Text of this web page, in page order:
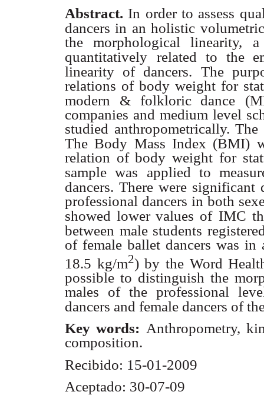
Abstract. In order to assess
dancers in an holistic
the morphological linearity,
quantitatively related to the
linearity of dancers. The
relations of body weight for
modern & folkloric dance
companies and medium level
studied anthropometrically.
The Body Mass Index (BMI)
relation of body weight for
sample was
applied to
dancers. There were
professional dancers in both
showed lower values of IMC
between male students
of female ballet dancers was
18.5 kg/m2) by the Word
possible to distinguish the
males of the professional
dancers and female dancers of
Key words: Anthropometry,
composition.
Recibido: 15-01-2009
Aceptado: 30-07-09